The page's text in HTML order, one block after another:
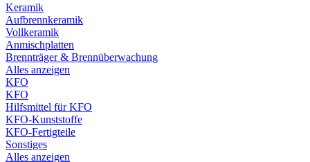
Keramik
Aufbrennkeramik
Vollkeramik
Anmischplatten
Brennträger & Brennüberwachung
Alles anzeigen
KFO
KFO
Hilfsmittel für KFO
KFO-Kunststoffe
KFO-Fertigteile
Sonstiges
Alles anzeigen